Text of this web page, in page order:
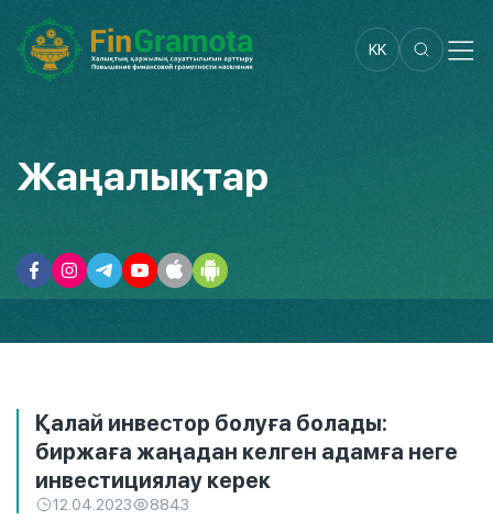
KK
Жаңалықтар
Қалай инвестор болуға болады:
биржаға жаңадан келген адамға неге
инвестициялау керек
12.04.2023 8843